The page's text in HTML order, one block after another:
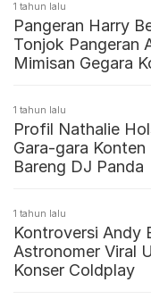
1 tahun lalu
Pangeran Harry
Tonjok Pangeran
Mimisan Gegara
1 tahun lalu
Profil Nathalie
Gara-gara Konten
Bareng DJ Panda
1 tahun lalu
Kontroversi Andy
Astronomer Viral
Konser Coldplay